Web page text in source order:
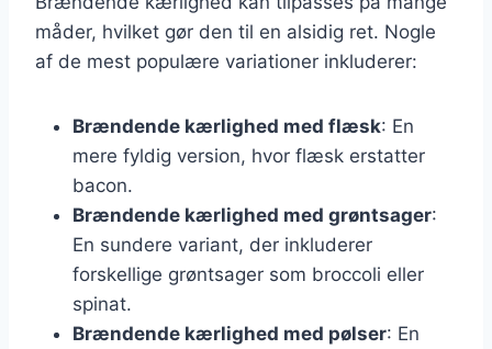
måder, hvilket gør den til en alsidig ret. Nogle
af de mest populære variationer inkluderer:
Brændende kærlighed med flæsk: En
mere fyldig version, hvor flæsk erstatter
bacon.
Brændende kærlighed med grøntsager:
En sundere variant, der inkluderer
forskellige grøntsager som broccoli eller
spinat.
Brændende kærlighed med pølser: En